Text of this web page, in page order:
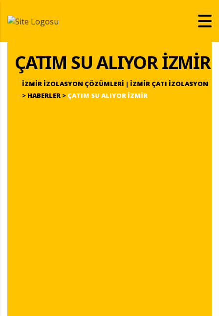
ÇATIM SU ALIYOR IZMIR
İZMIR İZOLASYON ÇÖZÜMLERI | İZMIR ÇATI İZOLASYON
> HABERLER > ÇATIM SU ALIYOR IZMIR